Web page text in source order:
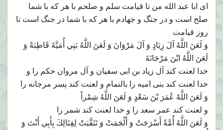
اى ابا عبد الله من تا قيامت سلم و صلحم با هر كه با شما
صلح است و در جنگ و جهادم با هر كه با شما در جنگ است تا
روز قيامت
وَ لَعَنَ اللَّهُ آلَ زِيَادٍ وَ آلَ مَرْوَانَ وَ لَعَنَ اللَّهُ بَنِي أُمَيَّةَ قَاطِبَةً وَ
لَعَنَ اللَّهُ ابْنَ مَرْجَانَةَ
خدا لعنت كند آل زياد بن ابى سفيان و آل مروان حكم را و
خدا لعنت كند بنى اميه را بالتمام و لعنت كند پسر مرجانه را
وَ لَعَنَ اللَّهُ عُمَرَ بْنَ سَعْدٍ وَ لَعَنَ اللَّهُ شِمْراً
و لعنت كند عمر سعد را و خدا لعنت كند شمر را
وَ لَعَنَ اللَّهُ أُمَّةً أَسْرَجَتْ وَ أَلْجَمَتْ وَ تَنَقَّبَتْ لِقِتَالِكَ بِأَبِي أَنْتَ وَ